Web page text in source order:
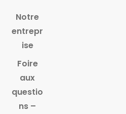
Notre
entrepr
ise
Foire
aux
questio
ns –